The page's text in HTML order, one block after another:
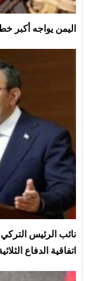
اليمن يواجه أكبر
نائب الرئيس
اتفاقية الدفاع